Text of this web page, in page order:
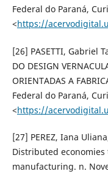
Federal do Paraná,
<https://
[26] PASETTI, Gabriel
DO DESIGN
ORIENTADAS A
Federal do Paraná,
<https://
[27] PEREZ, Iana
Distributed
manufacturing. n.